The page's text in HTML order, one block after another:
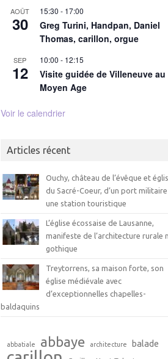
AOÛT
30
15:30 - 17:00
Greg Turini, Handpan, Daniel
Thomas, carillon, orgue
SEP
12
10:00 - 12:15
Visite guidée de Villeneuve au
Moyen Age
Voir le calendrier
Articles récent
Ouchy, château de l’évêque et
du Sacré-Coeur, d’un port militaire
une station touristique
L’église écossaise de Lausanne,
manifeste de l’architecture rurale
gothique
Treytorrens, sa maison forte, son
église médiévale avec
d’exceptionnelles chapelles-
baldaquins
abbatiale abbaye architecture balade